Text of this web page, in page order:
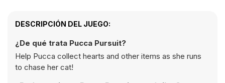
DESCRIPCIÓN DEL JUEGO:
¿De qué trata Pucca Pursuit?
Help Pucca collect hearts and other items as she runs
to chase her cat!